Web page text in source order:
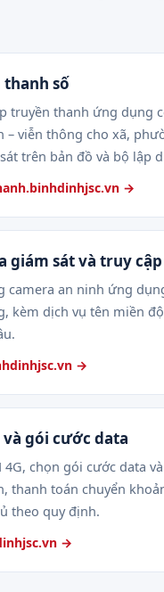
thanh số
truyền thanh ứng dụng
– viễn thông cho xã,
trên bản đồ và bộ lập
→
giám sát và truy
camera an ninh ứng
kèm dịch vụ tên miền
→
và gói cước data
4G, chọn gói cước data
thanh toán chuyển
theo quy định.
→